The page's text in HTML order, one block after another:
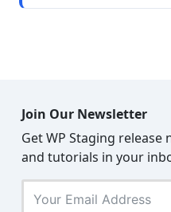
Join Our Newsletter
Get WP Staging release
and tutorials in your